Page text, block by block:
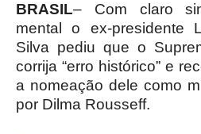
BRASIL– Com claro
mental o ex-presidente
Silva pediu que o
corrija “erro histórico” e
a nomeação dele como
por Dilma Rousseff.